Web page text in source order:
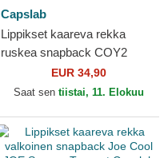
Capslab
Lippikset kaareva rekka
ruskea snapback COY2
Kojootti Looney Tunes
Capslab
EUR 34,90
Saat sen tiistai, 11. Elokuu